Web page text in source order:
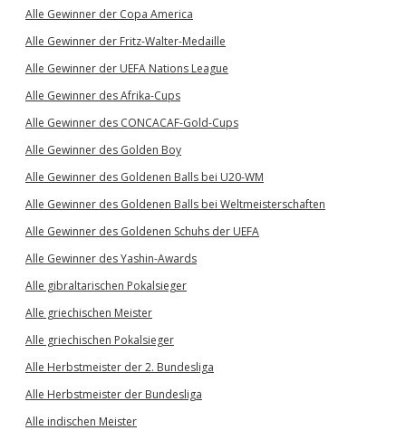
Alle Gewinner der Copa America
Alle Gewinner der Fritz-Walter-Medaille
Alle Gewinner der UEFA Nations League
Alle Gewinner des Afrika-Cups
Alle Gewinner des CONCACAF-Gold-Cups
Alle Gewinner des Golden Boy
Alle Gewinner des Goldenen Balls bei U20-WM
Alle Gewinner des Goldenen Balls bei Weltmeisterschaften
Alle Gewinner des Goldenen Schuhs der UEFA
Alle Gewinner des Yashin-Awards
Alle gibraltarischen Pokalsieger
Alle griechischen Meister
Alle griechischen Pokalsieger
Alle Herbstmeister der 2. Bundesliga
Alle Herbstmeister der Bundesliga
Alle indischen Meister